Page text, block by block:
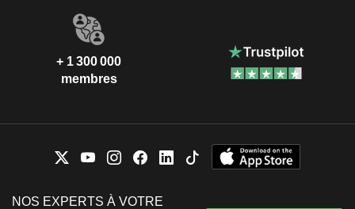
+ 1 300 000
membres
NOS EXPERTS À VOTRE